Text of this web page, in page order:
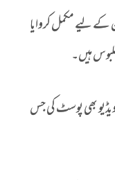
کے لیے مکمل کروایا
ہیں۔
بھی پوسٹ کی جس